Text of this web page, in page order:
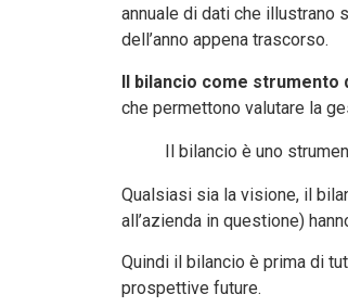
annuale di dati che illustrano
dell’anno appena trascorso.
Il bilancio come strumento
che permettono valutare la
Il bilancio è uno
Qualsiasi sia la visione, il
all’azienda in questione)
Quindi il bilancio è prima di
prospettive future.